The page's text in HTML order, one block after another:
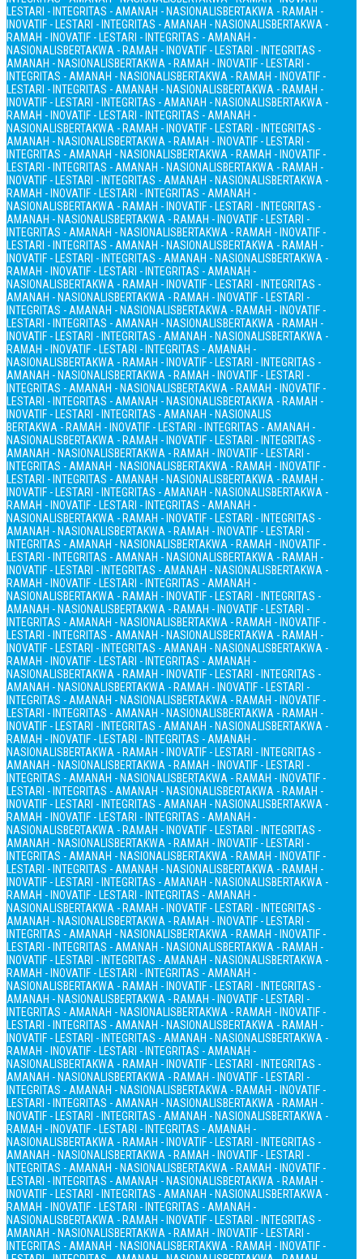
LESTARI - INTEGRITAS - AMANAH - NASIONALISBERTAKWA - RAMAH -
INOVATIF - LESTARI - INTEGRITAS - AMANAH - NASIONALISBERTAKWA -
RAMAH - INOVATIF - LESTARI - INTEGRITAS - AMANAH -
NASIONALISBERTAKWA - RAMAH - INOVATIF - LESTARI - INTEGRITAS -
AMANAH - NASIONALISBERTAKWA - RAMAH - INOVATIF - LESTARI -
INTEGRITAS - AMANAH - NASIONALISBERTAKWA - RAMAH - INOVATIF -
LESTARI - INTEGRITAS - AMANAH - NASIONALISBERTAKWA - RAMAH -
INOVATIF - LESTARI - INTEGRITAS - AMANAH - NASIONALISBERTAKWA -
RAMAH - INOVATIF - LESTARI - INTEGRITAS - AMANAH -
NASIONALISBERTAKWA - RAMAH - INOVATIF - LESTARI - INTEGRITAS -
AMANAH - NASIONALISBERTAKWA - RAMAH - INOVATIF - LESTARI -
INTEGRITAS - AMANAH - NASIONALISBERTAKWA - RAMAH - INOVATIF -
LESTARI - INTEGRITAS - AMANAH - NASIONALISBERTAKWA - RAMAH -
INOVATIF - LESTARI - INTEGRITAS - AMANAH - NASIONALISBERTAKWA -
RAMAH - INOVATIF - LESTARI - INTEGRITAS - AMANAH -
NASIONALISBERTAKWA - RAMAH - INOVATIF - LESTARI - INTEGRITAS -
AMANAH - NASIONALISBERTAKWA - RAMAH - INOVATIF - LESTARI -
INTEGRITAS - AMANAH - NASIONALISBERTAKWA - RAMAH - INOVATIF -
LESTARI - INTEGRITAS - AMANAH - NASIONALISBERTAKWA - RAMAH -
INOVATIF - LESTARI - INTEGRITAS - AMANAH - NASIONALISBERTAKWA -
RAMAH - INOVATIF - LESTARI - INTEGRITAS - AMANAH -
NASIONALISBERTAKWA - RAMAH - INOVATIF - LESTARI - INTEGRITAS -
AMANAH - NASIONALISBERTAKWA - RAMAH - INOVATIF - LESTARI -
INTEGRITAS - AMANAH - NASIONALISBERTAKWA - RAMAH - INOVATIF -
LESTARI - INTEGRITAS - AMANAH - NASIONALISBERTAKWA - RAMAH -
INOVATIF - LESTARI - INTEGRITAS - AMANAH - NASIONALISBERTAKWA -
RAMAH - INOVATIF - LESTARI - INTEGRITAS - AMANAH -
NASIONALISBERTAKWA - RAMAH - INOVATIF - LESTARI - INTEGRITAS -
AMANAH - NASIONALISBERTAKWA - RAMAH - INOVATIF - LESTARI -
INTEGRITAS - AMANAH - NASIONALISBERTAKWA - RAMAH - INOVATIF -
LESTARI - INTEGRITAS - AMANAH - NASIONALISBERTAKWA - RAMAH -
INOVATIF - LESTARI - INTEGRITAS - AMANAH - NASIONALIS
BERTAKWA - RAMAH - INOVATIF - LESTARI - INTEGRITAS - AMANAH -
NASIONALISBERTAKWA - RAMAH - INOVATIF - LESTARI - INTEGRITAS -
AMANAH - NASIONALISBERTAKWA - RAMAH - INOVATIF - LESTARI -
INTEGRITAS - AMANAH - NASIONALISBERTAKWA - RAMAH - INOVATIF -
LESTARI - INTEGRITAS - AMANAH - NASIONALISBERTAKWA - RAMAH -
INOVATIF - LESTARI - INTEGRITAS - AMANAH - NASIONALISBERTAKWA -
RAMAH - INOVATIF - LESTARI - INTEGRITAS - AMANAH -
NASIONALISBERTAKWA - RAMAH - INOVATIF - LESTARI - INTEGRITAS -
AMANAH - NASIONALISBERTAKWA - RAMAH - INOVATIF - LESTARI -
INTEGRITAS - AMANAH - NASIONALISBERTAKWA - RAMAH - INOVATIF -
LESTARI - INTEGRITAS - AMANAH - NASIONALISBERTAKWA - RAMAH -
INOVATIF - LESTARI - INTEGRITAS - AMANAH - NASIONALISBERTAKWA -
RAMAH - INOVATIF - LESTARI - INTEGRITAS - AMANAH -
NASIONALISBERTAKWA - RAMAH - INOVATIF - LESTARI - INTEGRITAS -
AMANAH - NASIONALISBERTAKWA - RAMAH - INOVATIF - LESTARI -
INTEGRITAS - AMANAH - NASIONALISBERTAKWA - RAMAH - INOVATIF -
LESTARI - INTEGRITAS - AMANAH - NASIONALISBERTAKWA - RAMAH -
INOVATIF - LESTARI - INTEGRITAS - AMANAH - NASIONALISBERTAKWA -
RAMAH - INOVATIF - LESTARI - INTEGRITAS - AMANAH -
NASIONALISBERTAKWA - RAMAH - INOVATIF - LESTARI - INTEGRITAS -
AMANAH - NASIONALISBERTAKWA - RAMAH - INOVATIF - LESTARI -
INTEGRITAS - AMANAH - NASIONALISBERTAKWA - RAMAH - INOVATIF -
LESTARI - INTEGRITAS - AMANAH - NASIONALISBERTAKWA - RAMAH -
INOVATIF - LESTARI - INTEGRITAS - AMANAH - NASIONALISBERTAKWA -
RAMAH - INOVATIF - LESTARI - INTEGRITAS - AMANAH -
NASIONALISBERTAKWA - RAMAH - INOVATIF - LESTARI - INTEGRITAS -
AMANAH - NASIONALISBERTAKWA - RAMAH - INOVATIF - LESTARI -
INTEGRITAS - AMANAH - NASIONALISBERTAKWA - RAMAH - INOVATIF -
LESTARI - INTEGRITAS - AMANAH - NASIONALISBERTAKWA - RAMAH -
INOVATIF - LESTARI - INTEGRITAS - AMANAH - NASIONALISBERTAKWA -
RAMAH - INOVATIF - LESTARI - INTEGRITAS - AMANAH -
NASIONALISBERTAKWA - RAMAH - INOVATIF - LESTARI - INTEGRITAS -
AMANAH - NASIONALISBERTAKWA - RAMAH - INOVATIF - LESTARI -
INTEGRITAS - AMANAH - NASIONALISBERTAKWA - RAMAH - INOVATIF -
LESTARI - INTEGRITAS - AMANAH - NASIONALISBERTAKWA - RAMAH -
INOVATIF - LESTARI - INTEGRITAS - AMANAH - NASIONALISBERTAKWA -
RAMAH - INOVATIF - LESTARI - INTEGRITAS - AMANAH -
NASIONALISBERTAKWA - RAMAH - INOVATIF - LESTARI - INTEGRITAS -
AMANAH - NASIONALISBERTAKWA - RAMAH - INOVATIF - LESTARI -
INTEGRITAS - AMANAH - NASIONALISBERTAKWA - RAMAH - INOVATIF -
LESTARI - INTEGRITAS - AMANAH - NASIONALISBERTAKWA - RAMAH -
INOVATIF - LESTARI - INTEGRITAS - AMANAH - NASIONALISBERTAKWA -
RAMAH - INOVATIF - LESTARI - INTEGRITAS - AMANAH -
NASIONALISBERTAKWA - RAMAH - INOVATIF - LESTARI - INTEGRITAS -
AMANAH - NASIONALISBERTAKWA - RAMAH - INOVATIF - LESTARI -
INTEGRITAS - AMANAH - NASIONALISBERTAKWA - RAMAH - INOVATIF -
LESTARI - INTEGRITAS - AMANAH - NASIONALISBERTAKWA - RAMAH -
INOVATIF - LESTARI - INTEGRITAS - AMANAH - NASIONALISBERTAKWA -
RAMAH - INOVATIF - LESTARI - INTEGRITAS - AMANAH -
NASIONALISBERTAKWA - RAMAH - INOVATIF - LESTARI - INTEGRITAS -
AMANAH - NASIONALISBERTAKWA - RAMAH - INOVATIF - LESTARI -
INTEGRITAS - AMANAH - NASIONALISBERTAKWA - RAMAH - INOVATIF -
LESTARI - INTEGRITAS - AMANAH - NASIONALISBERTAKWA - RAMAH -
INOVATIF - LESTARI - INTEGRITAS - AMANAH - NASIONALISBERTAKWA -
RAMAH - INOVATIF - LESTARI - INTEGRITAS - AMANAH -
NASIONALISBERTAKWA - RAMAH - INOVATIF - LESTARI - INTEGRITAS -
AMANAH - NASIONALISBERTAKWA - RAMAH - INOVATIF - LESTARI -
INTEGRITAS - AMANAH - NASIONALISBERTAKWA - RAMAH - INOVATIF -
LESTARI - INTEGRITAS - AMANAH - NASIONALISBERTAKWA - RAMAH -
INOVATIF - LESTARI - INTEGRITAS - AMANAH - NASIONALISBERTAKWA -
RAMAH - INOVATIF - LESTARI - INTEGRITAS - AMANAH -
NASIONALISBERTAKWA - RAMAH - INOVATIF - LESTARI - INTEGRITAS -
AMANAH - NASIONALISBERTAKWA - RAMAH - INOVATIF - LESTARI -
INTEGRITAS - AMANAH - NASIONALISBERTAKWA - RAMAH - INOVATIF -